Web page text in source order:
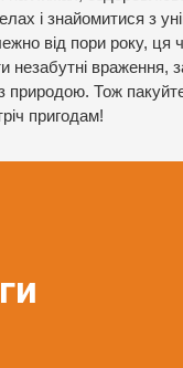
і знайомитися з
від пори року, ця
незабутні враження,
з природою. Тож
пригодам!